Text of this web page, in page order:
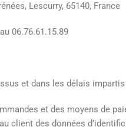
Lescurry, 65140, France
06.76.61.15.89
et dans les délais
et des moyens de
client des données